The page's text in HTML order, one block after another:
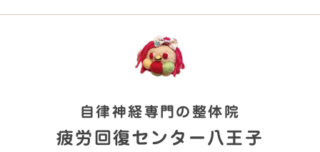
自律神経専門の整体院
疲労回復センター八王子